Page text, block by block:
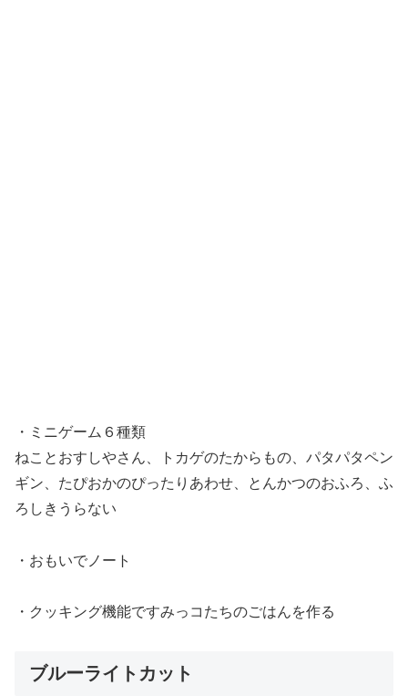
・ミニゲーム６種類
ねことおすしやさん、トカゲのたからもの、パタパタペン
ギン、たぴおかのぴったりあわせ、とんかつのおふろ、ふ
ろしきうらない
・おもいでノート
・クッキング機能ですみっコたちのごはんを作る
ブルーライトカット